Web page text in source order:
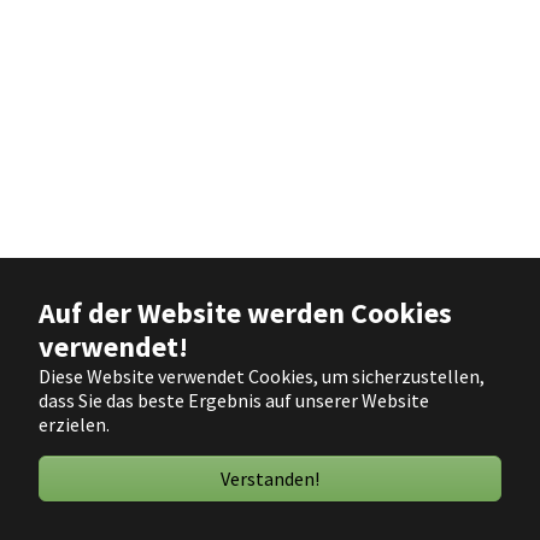
Auf der Website werden Cookies
verwendet!
Diese Website verwendet Cookies, um sicherzustellen,
dass Sie das beste Ergebnis auf unserer Website
erzielen.
Verstanden!